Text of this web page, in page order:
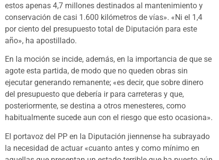
estos apenas 4,7 millones destinados al mantenimiento y
conservación de casi 1.600 kilómetros de vías». «Ni el 1,4
por ciento del presupuesto total de Diputación para este
año», ha apostillado.
En la moción se incide, además, en la importancia de que se
agote esta partida, de modo que no queden obras sin
ejecutar generando remanente; «es decir, que sobre dinero
del presupuesto que debería ir para carreteras y que,
posteriormente, se destina a otros menesteres, como
habitualmente sucede aun con el riesgo que esto ocasiona».
El portavoz del PP en la Diputación jiennense ha subrayado
la necesidad de actuar «cuanto antes y como mínimo en